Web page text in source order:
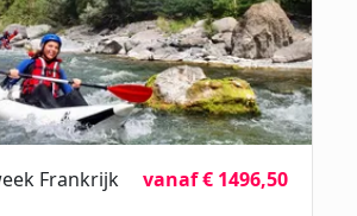
Frankrijk
vanaf € 1496,50